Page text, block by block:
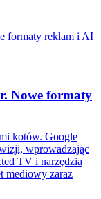
Nowe formaty
kotów. Google
wprowadzając
TV i narzędzia
mediowy zaraz